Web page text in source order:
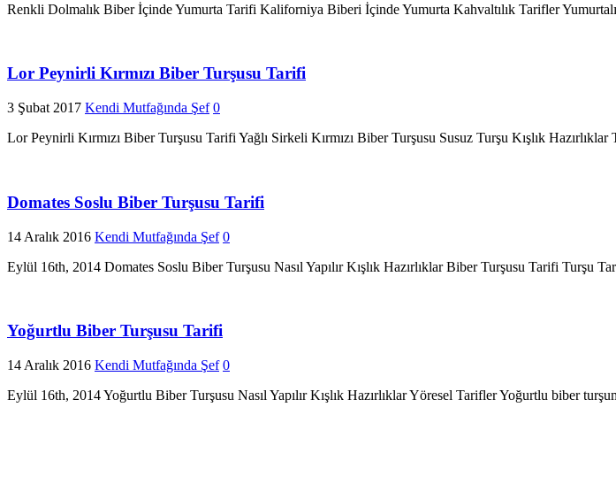
Renkli Dolmalık Biber İçinde Yumurta Tarifi Kaliforniya Biberi İçinde Yumurta Kahvaltılık Tarifler
Lor Peynirli Kırmızı Biber Turşusu Tarifi
3 Şubat 2017 Kendi Mutfağında Şef 0
Lor Peynirli Kırmızı Biber Turşusu Tarifi Yağlı Sirkeli Kırmızı Biber Turşusu Susuz Turşu Kışlık
Domates Soslu Biber Turşusu Tarifi
14 Aralık 2016 Kendi Mutfağında Şef 0
Eylül 16th, 2014 Domates Soslu Biber Turşusu Nasıl Yapılır Kışlık Hazırlıklar Biber Turşusu Tarifi Turşu
Yoğurtlu Biber Turşusu Tarifi
14 Aralık 2016 Kendi Mutfağında Şef 0
Eylül 16th, 2014 Yoğurtlu Biber Turşusu Nasıl Yapılır Kışlık Hazırlıklar Yöresel Tarifler Yoğurtlu biber